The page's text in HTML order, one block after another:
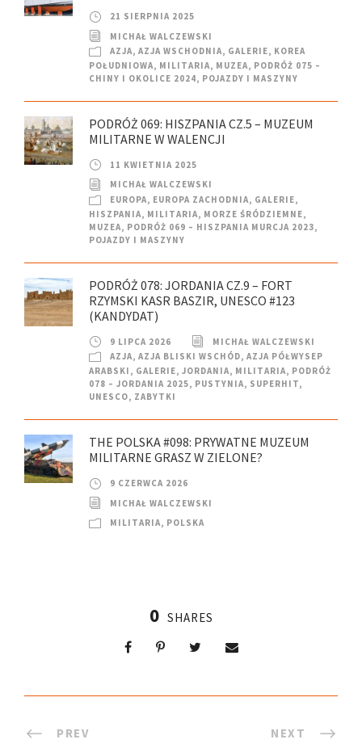
21 SIERPNIA 2025
MICHAŁ WALCZEWSKI
AZJA, AZJA WSCHODNIA, GALERIE, KOREA
POŁUDNIOWA, MILITARIA, MUZEA, PODRÓŻ 075 –
CHINY I OKOLICE 2024, POJAZDY I MASZYNY
PODRÓŻ 069: HISZPANIA CZ.5 – MUZEUM
MILITARNE W WALENCJI
11 KWIETNIA 2025
MICHAŁ WALCZEWSKI
EUROPA, EUROPA ZACHODNIA, GALERIE,
HISZPANIA, MILITARIA, MORZE ŚRÓDZIEMNE,
MUZEA, PODRÓŻ 069 – HISZPANIA MURCJA 2023,
POJAZDY I MASZYNY
PODRÓŻ 078: JORDANIA CZ.9 – FORT
RZYMSKI KASR BASZIR, UNESCO #123
(KANDYDAT)
9 LIPCA 2026
MICHAŁ WALCZEWSKI
AZJA, AZJA BLISKI WSCHÓD, AZJA PÓŁWYSEP
ARABSKI , GALERIE, JORDANIA, MILITARIA, PODRÓŻ
078 – JORDANIA 2025, PUSTYNIA, SUPERHIT,
UNESCO, ZABYTKI
THE POLSKA #098: PRYWATNE MUZEUM
MILITARNE GRASZ W ZIELONE?
9 CZERWCA 2026
MICHAŁ WALCZEWSKI
MILITARIA, POLSKA
0 SHARES
PREV NEXT